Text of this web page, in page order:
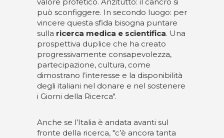
può sconfiggere. In secondo luogo: per
vincere questa sfida bisogna puntare
sulla ricerca medica e scientifica. Una
prospettiva duplice che ha creato
progressivamente consapevolezza,
partecipazione, cultura, come
dimostrano l’interesse e la disponibilità
degli italiani nel donare e nel sostenere
i Giorni della Ricerca".
Anche se l’Italia è andata avanti sul
fronte della ricerca, "c’è ancora tanta